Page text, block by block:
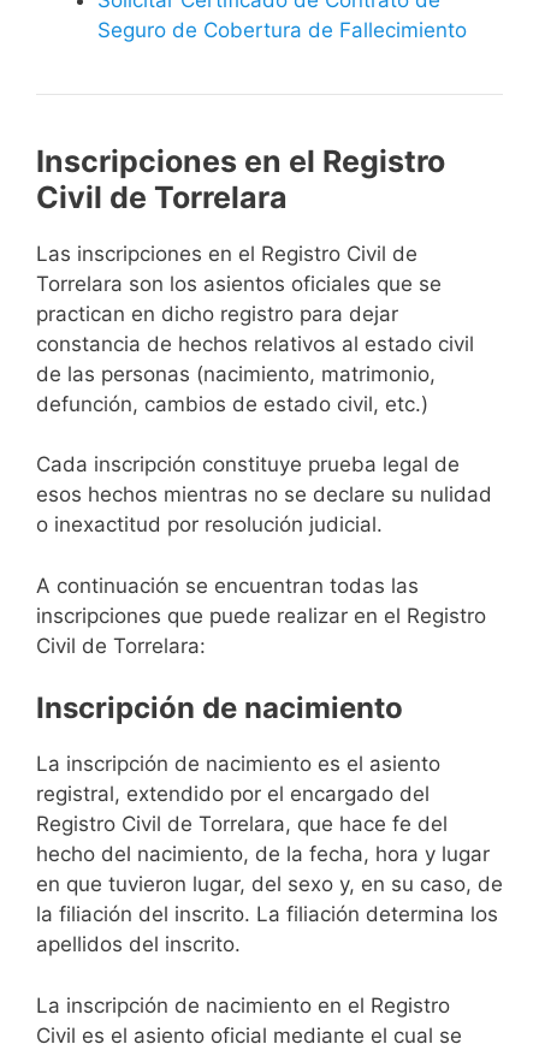
Seguro de Cobertura de Fallecimiento
Inscripciones en el Registro
Civil de Torrelara
Las inscripciones en el Registro Civil de
Torrelara son los asientos oficiales que se
practican en dicho registro para dejar
constancia de hechos relativos al estado civil
de las personas (nacimiento, matrimonio,
defunción, cambios de estado civil, etc.)
Cada inscripción constituye prueba legal de
esos hechos mientras no se declare su nulidad
o inexactitud por resolución judicial.
A continuación se encuentran todas las
inscripciones que puede realizar en el Registro
Civil de Torrelara:
Inscripción de nacimiento
La inscripción de nacimiento es el asiento
registral, extendido por el encargado del
Registro Civil de Torrelara, que hace fe del
hecho del nacimiento, de la fecha, hora y lugar
en que tuvieron lugar, del sexo y, en su caso, de
la filiación del inscrito. La filiación determina los
apellidos del inscrito.
La inscripción de nacimiento en el Registro
Civil es el asiento oficial mediante el cual se